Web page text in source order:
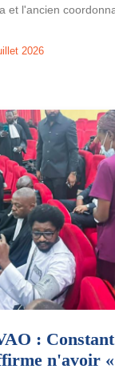
et l'ancien
2026
: Constant
n'avoir